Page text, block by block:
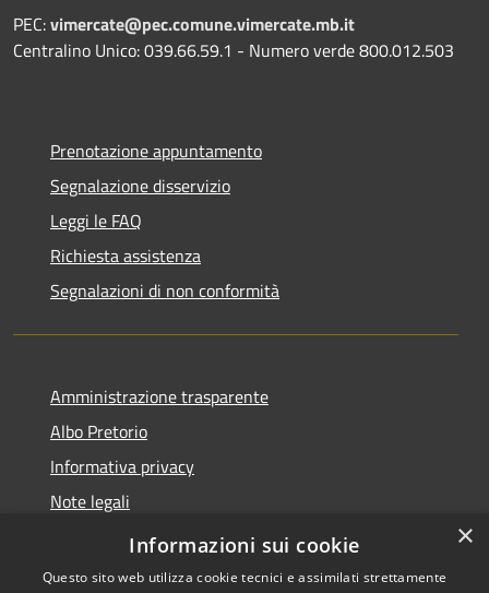
PEC:vimercate@pec.comune.vimercate.mb.it
Centralino Unico: 039.66.59.1 - Numero verde 800.012.503
Prenotazione appuntamento
Segnalazione disservizio
Leggi le FAQ
Richiesta assistenza
Segnalazioni di non conformità
Amministrazione trasparente
Albo Pretorio
Informativa privacy
Note legali
Dichiarazione di accessibilità
×
Informazioni sui cookie
Questo sito web utilizza cookie tecnici e assimilati strettamente